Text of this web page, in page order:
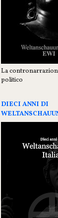
La
politico
DIECI ANNI DI